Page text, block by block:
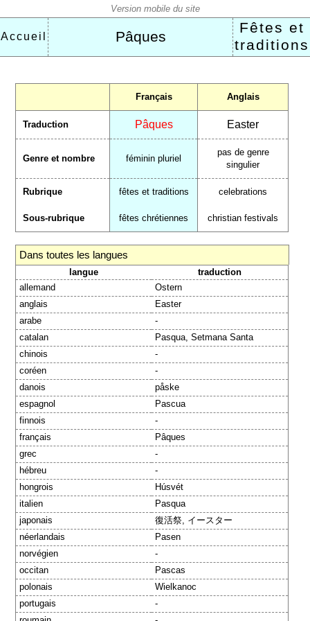
Accueil Pâques
Fêtes et
traditions
Français Anglais
Traduction Pâques Easter
Genre et nombre féminin pluriel
pas de genre
singulier
Rubrique fêtes et traditions celebrations
Sous-rubrique fêtes chrétiennes christian festivals
Dans toutes les langues
langue
traduction
allemand
Ostern
anglais
Easter
arabe
-
catalan
Pasqua, Setmana Santa
chinois
-
coréen
-
danois
påske
espagnol
Pascua
finnois
-
français
Pâques
grec
-
hébreu
-
hongrois
Húsvét
italien
Pasqua
japonais
復活祭, イースター
néerlandais
Pasen
norvégien
-
occitan
Pascas
polonais
Wielkanoc
portugais
-